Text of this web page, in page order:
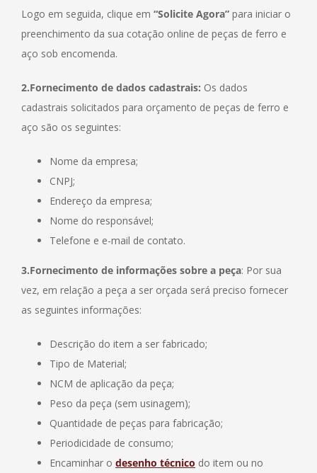
Logo em seguida, clique em “Solicite Agora” para iniciar o
preenchimento da sua cotação online de peças de ferro e
aço sob encomenda.
2.Fornecimento de dados cadastrais: Os dados
cadastrais solicitados para orçamento de peças de ferro e
aço são os seguintes:
Nome da empresa;
CNPJ;
Endereço da empresa;
Nome do responsável;
Telefone e e-mail de contato.
3.Fornecimento de informações sobre a peça: Por sua
vez, em relação a peça a ser orçada será preciso fornecer
as seguintes informações:
Descrição do item a ser fabricado;
Tipo de Material;
NCM de aplicação da peça;
Peso da peça (sem usinagem);
Quantidade de peças para fabricação;
Periodicidade de consumo;
Encaminhar o desenho técnico do item ou no